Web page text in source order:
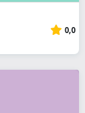
0,0